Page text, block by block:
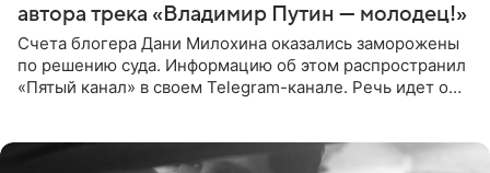
автора трека «Владимир Путин — молодец!»
Счета блогера Дани Милохина оказались заморожены
по решению суда. Информацию об этом распространил
«Пятый канал» в своем Telegram-канале. Речь идет о